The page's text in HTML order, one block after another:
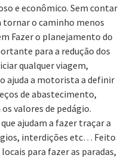
e econômico. Sem contar
tornar o caminho menos
Fazer o planejamento do
para a redução dos
qualquer viagem,
ajuda a motorista a definir
de abastecimento,
valores de pedágio.
ajudam a fazer traçar a
interdições etc… Feito
para fazer as paradas,